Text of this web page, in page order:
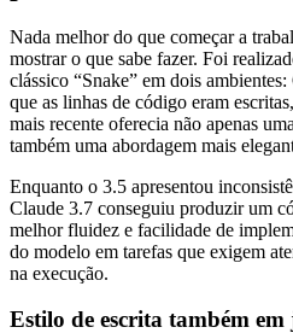
Nada melhor do que começar a
mostrar o que sabe fazer. Foi
clássico “Snake” em dois
que as linhas de código eram
mais recente oferecia não apenas
também uma abordagem mais
Enquanto o 3.5 apresentou
Claude 3.7 conseguiu produzir um
melhor fluidez e facilidade de
do modelo em tarefas que exigem
na execução.
Estilo de escrita também em